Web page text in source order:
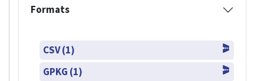
Formats
CSV (1)
GPKG (1)